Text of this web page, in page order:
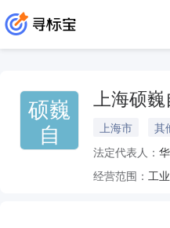
硕巍
自
上海硕巍
上海市 其
法定代表人：
经营范围：